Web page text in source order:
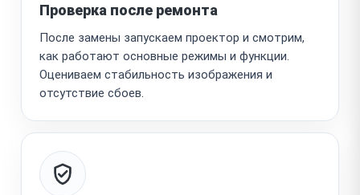
Проверка после ремонта
После замены запускаем проектор и смотрим,
как работают основные режимы и функции.
Оцениваем стабильность изображения и
отсутствие сбоев.